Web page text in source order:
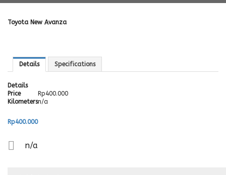
Model Kendaraan
Syarat dan Ketentuan
Toyota New Avanza
Details Specifications
Details
Price
Rp400.000
Kilometersn/a
Rp400.000
n/a